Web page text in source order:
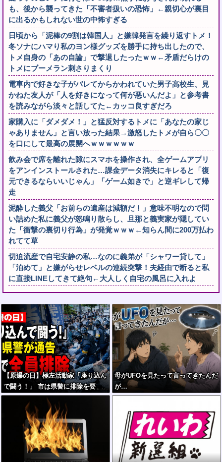
も、後から襲ってきた「不審者扱いの恐怖」←親切心が裏目
に出るかもしれない世の中怖すぎる
日頃から「泥棒の9割は韓国人」と嫌韓発言を繰り返すトメ！
冬ソナにハマり私のヨン様グッズを勝手に持ち出したので、
トメ自身の「あの自論」で撃退したったｗｗ←矛盾だらけの
トメにブーメラン刺さりまくり
電車内で好きな子がバレてからかわれていた男子高校生、見
かねた友人が「人を好きになって何が悪いんだよ」と参考書
を読みながら淡々と話してた←カッコ良すぎだろ
家購入に「ダメダメ！」と猛反対するトメに「あなたの家じ
ゃありません」と言い放った結果→激怒したトメが自ら〇〇
を口にして最高の展開へｗｗｗｗｗｗ
飲み会で席を離れた隙にスマホを操作され、全ゲームアプリ
をアンインストールされた…課金データ消失にキレると「復
元できるならいいじゃん」「ゲーム如きで」と逆ギレして帰
走
泥酔した義父「お前らの遺産は減額だ！」意味不明なので問
い詰めた私に義父が怒鳴り散らし、旦那と義実家が隠してい
た「衝撃の裏切り行為」が発覚ｗｗｗ←知らん間に200万払わ
れてて草
切迫流産で自宅安静の私…なのに義弟が「シャワー貸して」
「泊めて」と嫌がらせレベルの連続突撃！夫経由で断ると私
に直接LINEしてきて絶句←大人しく自宅の風呂に入れよ
【原爆の日】極左活動家「座り込ん
で闘う！」 市は県警に排除を要
請、広島県警は「威力業務妨害行為
に当たると通告」一瞬で全員排除
母がUFOを見たって言ってきたんだ
が…